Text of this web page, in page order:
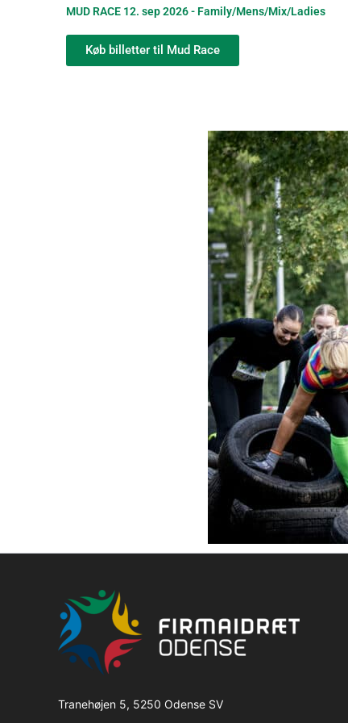
MUD RACE 12. sep 2026 - Family/Mens/Mix/Ladies
Køb billetter til Mud Race
Tranehøjen 5, 5250 Odense SV